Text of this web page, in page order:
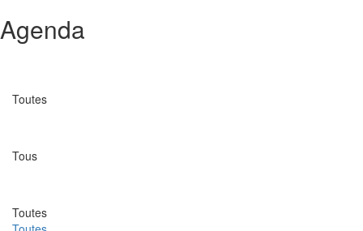
Agenda
Toutes
Tous
Toutes